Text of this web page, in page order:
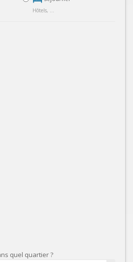
Hôtels, ...
quel quartier ?